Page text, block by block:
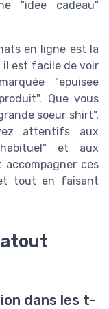
"idee cadeau"
en ligne est la
il est facile de voir
"epuisee
Que vous
soeur shirt",
attentifs aux
et aux
accompagner ces
tout en faisant
dans les t-